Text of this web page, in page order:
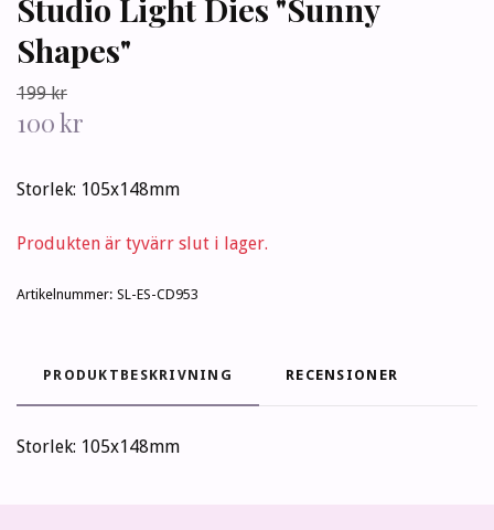
Studio Light Dies "Sunny
Shapes"
199 kr
100 kr
Storlek: 105x148mm
Produkten är tyvärr slut i lager.
Artikelnummer: SL-ES-CD953
PRODUKTBESKRIVNING RECENSIONER
Storlek: 105x148mm